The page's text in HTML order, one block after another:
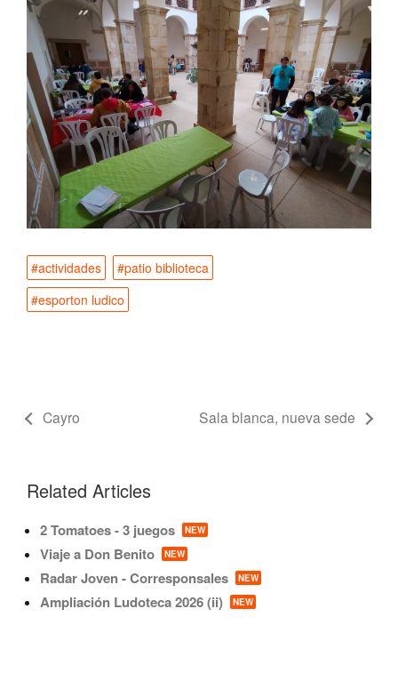
#actividades
#patio biblioteca
#esporton ludico
Cayro Sala blanca, nueva sede
Related Articles
2 Tomatoes - 3 juegos NEW
Viaje a Don Benito NEW
Radar Joven - Corresponsales NEW
Ampliación Ludoteca 2026 (ii) NEW